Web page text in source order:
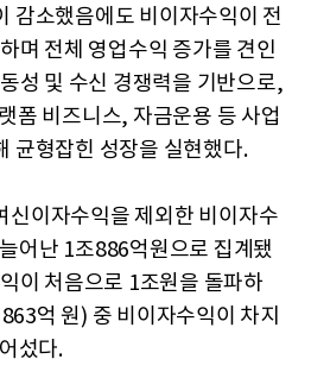
감소했음에도 비이자수익이 전
며 전체 영업수익 증가를 견인
성 및 수신 경쟁력을 기반으로,
폼 비즈니스, 자금운용 등 사업
균형잡힌 성장을 실현했다.
신이자수익을 제외한 비이자수
어난 1조886억원으로 집계됐
이 처음으로 1조원을 돌파하
억 원) 중 비이자수익이 차지
섰다.